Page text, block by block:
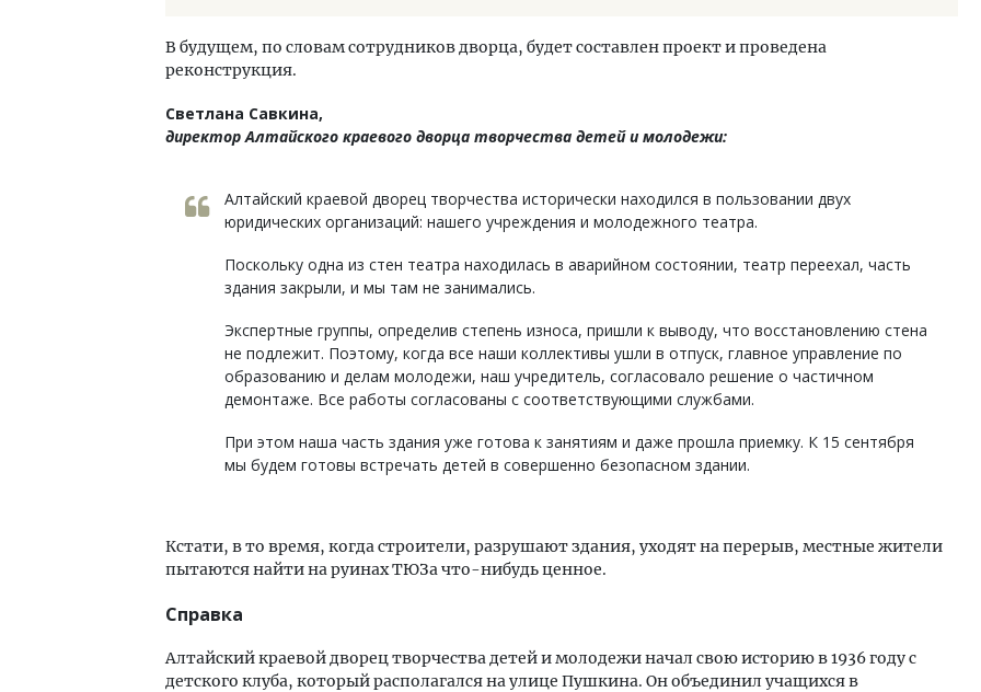
В будущем, по словам сотрудников дворца, будет составлен проект и проведена
реконструкция.
Светлана Савкина,
директор Алтайского краевого дворца творчества детей и молодежи:
Алтайский краевой дворец творчества исторически находился в пользовании двух
юридических организаций: нашего учреждения и молодежного театра.
Поскольку одна из стен театра находилась в аварийном состоянии, театр переехал, часть
здания закрыли, и мы там не занимались.
Экспертные группы, определив степень износа, пришли к выводу, что восстановлению стена
не подлежит. Поэтому, когда все наши коллективы ушли в отпуск, главное управление по
образованию и делам молодежи, наш учредитель, согласовало решение о частичном
демонтаже. Все работы согласованы с соответствующими службами.
При этом наша часть здания уже готова к занятиям и даже прошла приемку. К 15 сентября
мы будем готовы встречать детей в совершенно безопасном здании.
Кстати, в то время, когда строители, разрушают здания, уходят на перерыв, местные жители
пытаются найти на руинах ТЮЗа что-нибудь ценное.
Справка
Алтайский краевой дворец творчества детей и молодежи начал свою историю в 1936 году с
детского клуба, который располагался на улице Пушкина. Он объединил учащихся в